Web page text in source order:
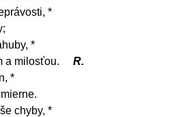
*
*
a milosťou.
R.
*
chyby, *